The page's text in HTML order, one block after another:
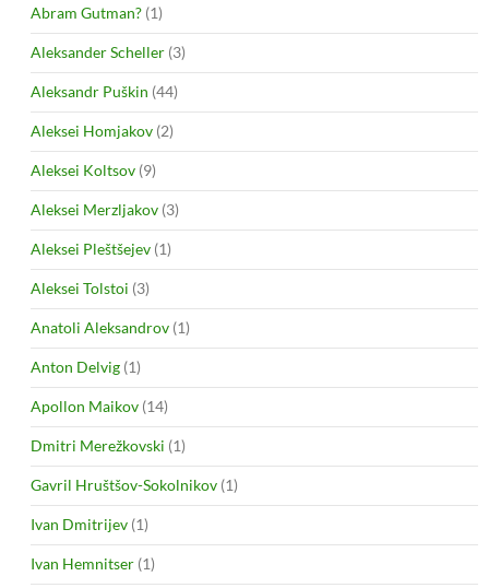
Abram Gutman? (1)
Aleksander Scheller (3)
Aleksandr Puškin (44)
Aleksei Homjakov (2)
Aleksei Koltsov (9)
Aleksei Merzljakov (3)
Aleksei Pleštšejev (1)
Aleksei Tolstoi (3)
Anatoli Aleksandrov (1)
Anton Delvig (1)
Apollon Maikov (14)
Dmitri Merežkovski (1)
Gavril Hruštšov-Sokolnikov (1)
Ivan Dmitrijev (1)
Ivan Hemnitser (1)